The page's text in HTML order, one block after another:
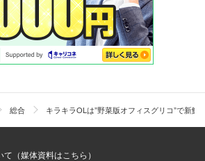
教会などで20人のメンバーを組めれ
野菜を直送するサービスが広がってい
総合 キラキラOLは”野菜版オフィスグリコ”で新
（媒体資料はこちら）